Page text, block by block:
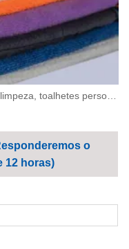
o
12 horas)